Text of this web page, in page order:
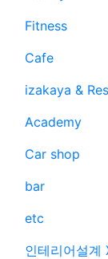
Fitness
Cafe
izakaya &
Academy
Car shop
bar
etc
인테리어설계